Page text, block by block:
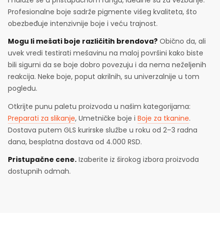
Profesionalne boje sadrže pigmente višeg kvaliteta, što
obezbeđuje intenzivnije boje i veću trajnost.
Mogu li mešati boje različitih brendova? Obično da, ali
uvek vredi testirati mešavinu na maloj površini kako biste
bili sigurni da se boje dobro povezuju i da nema neželjenih
reakcija. Neke boje, poput akrilnih, su univerzalnije u tom
pogledu.
Otkrijte punu paletu proizvoda u našim kategorijama:
Preparati za slikanje, Umetničke boje i Boje za tkanine.
Dostava putem GLS kurirske službe u roku od 2–3 radna
dana, besplatna dostava od 4.000 RSD.
Pristupačne cene. Izaberite iz širokog izbora proizvoda
dostupnih odmah.